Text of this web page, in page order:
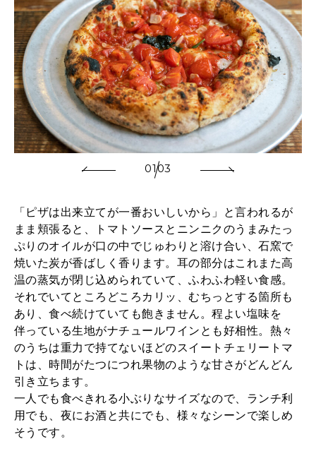
0103
「ピザは出来立てが一番おいしいから」と言われるが
まま頬張ると、トマトソースとニンニクのうまみたっ
ぷりのオイルが口の中でじゅわりと溶け合い、石窯で
焼いた炭が香ばしく香ります。耳の部分はこれまた高
温の蒸気が閉じ込められていて、ふわふわ軽い食感。
それでいてところどころカリッ、むちっとする箇所も
あり、食べ続けていても飽きません。程よい塩味を
伴っている生地がナチュールワインとも好相性。熱々
のうちは重力で持てないほどのスイートチェリートマ
トは、時間がたつにつれ果物のような甘さがどんどん
引き立ちます。
一人でも食べきれる小ぶりなサイズなので、ランチ利
用でも、夜にお酒と共にでも、様々なシーンで楽しめ
そうです。